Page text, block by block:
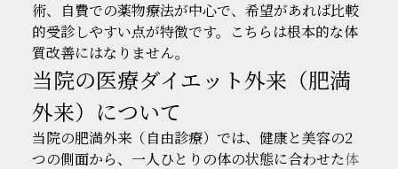
術、自費での薬物療法が中心で、希望があれば比較
的受診しやすい点が特徴です。こちらは根本的な体
質改善にはなりません。
当院の医療ダイエット外来（肥満
外来）について
当院の肥満外来（自由診療）では、健康と美容の2
つの側面から、一人ひとりの体の状態に合わせた体